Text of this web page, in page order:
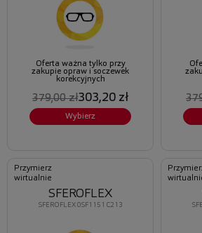
Oferta ważna tylko przy
zakupie opraw i soczewek
korekcyjnych
379,00 zł303,20 zł
Wybierz
Przymierz
wirtualnie
SFEROFLEX 0SF1151 C213
SFEROFLEX